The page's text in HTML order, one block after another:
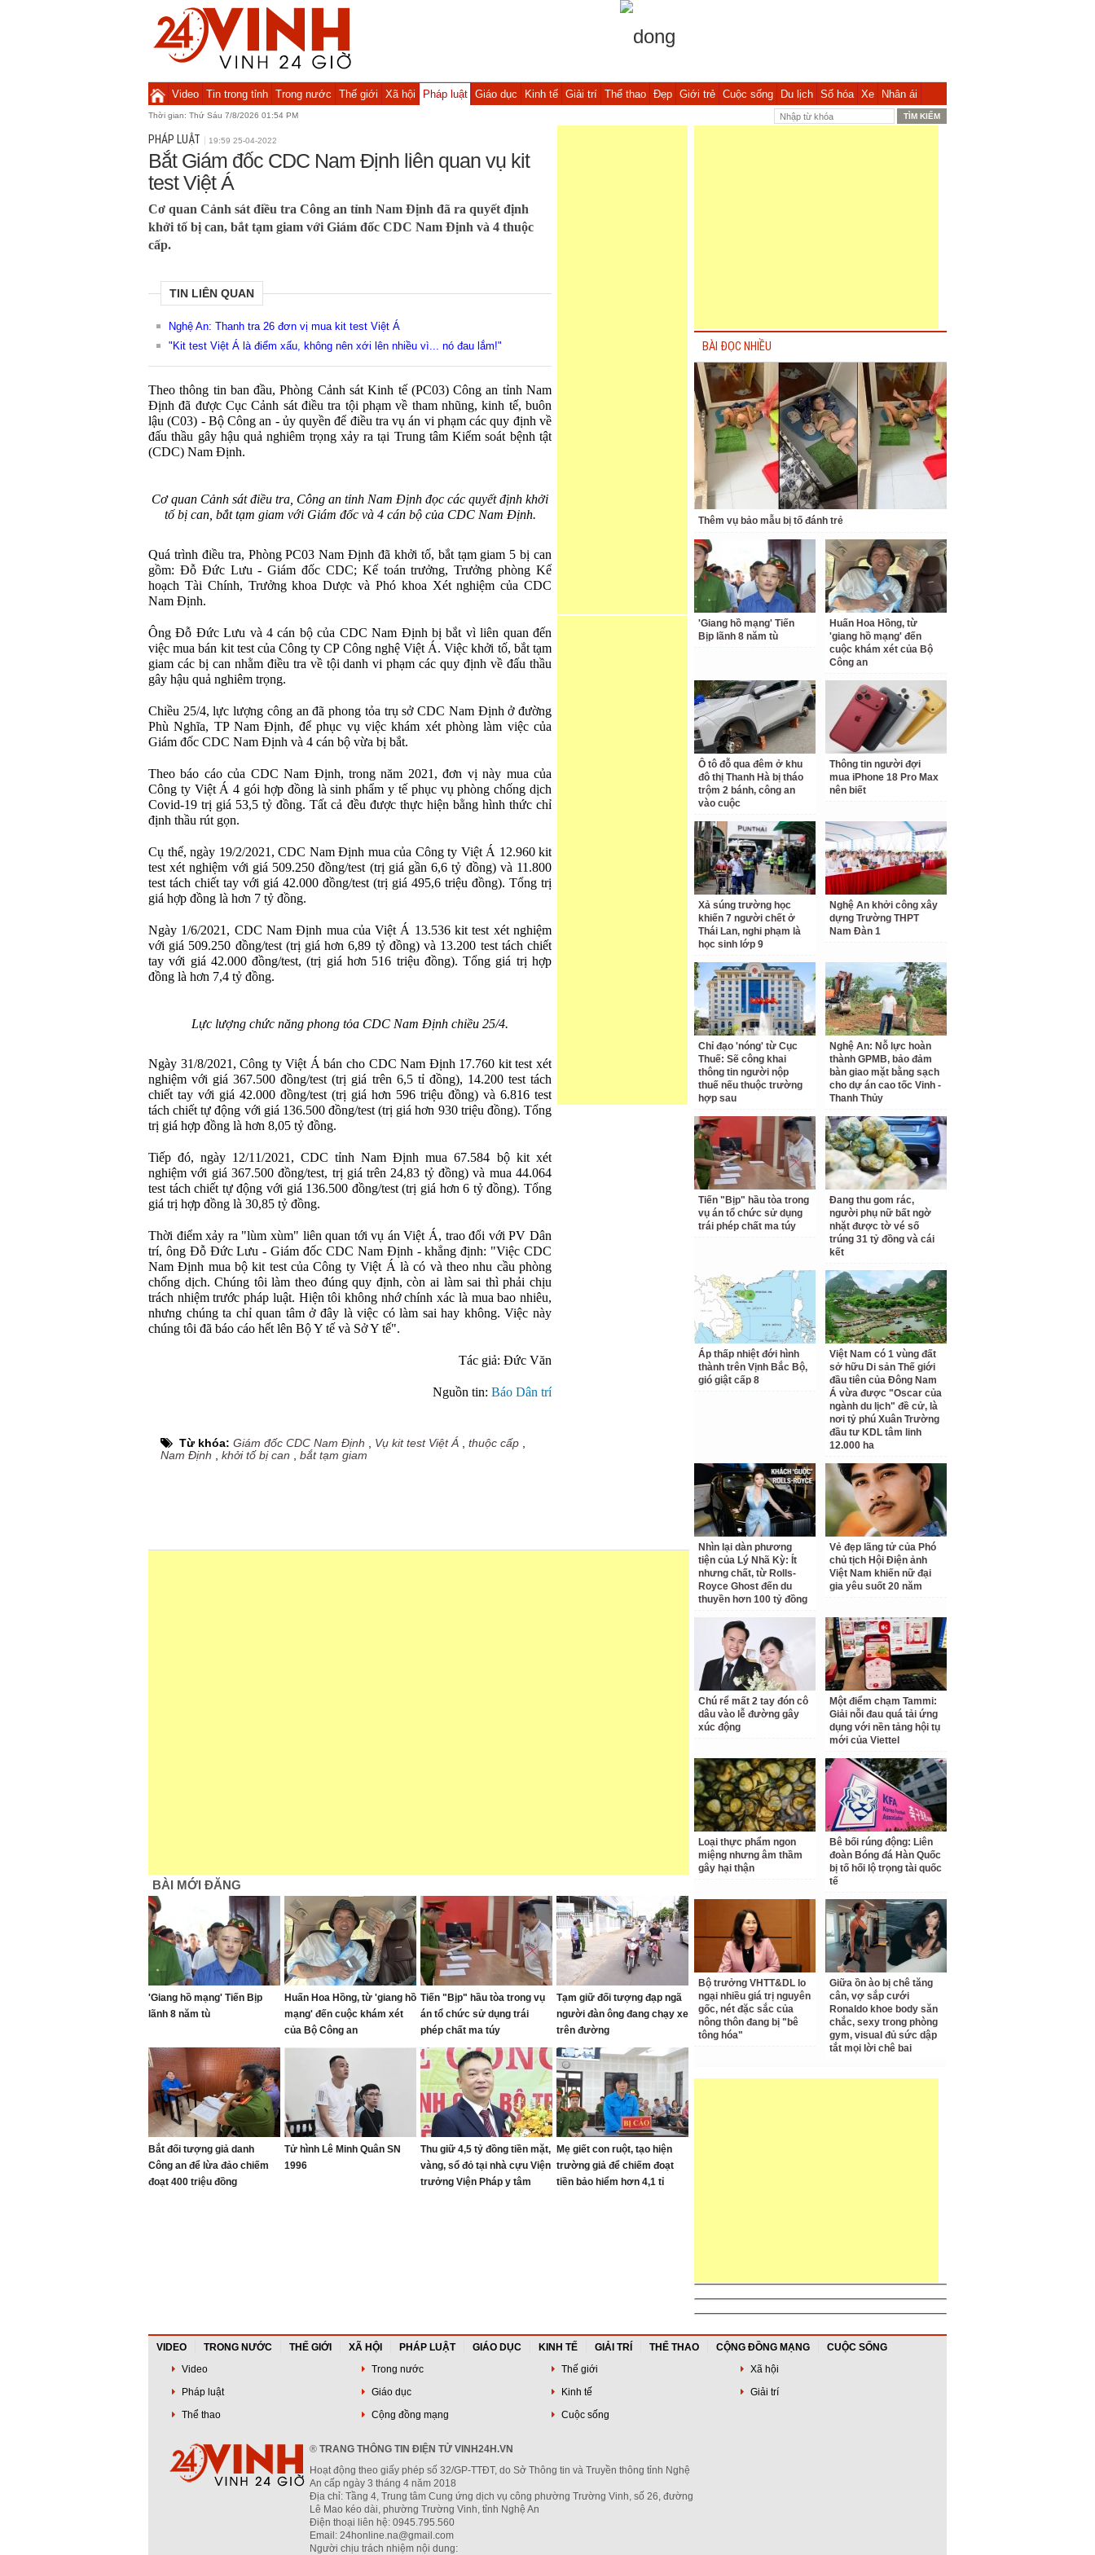
Video Tin trong tỉnh Trong nước Thế giới Xã hội Pháp luật Giáo dục Kinh tế Giải trí Thể thao Đẹp Giới trẻ Cuộc sống Du lịch Số hóa Xe Nhân ái
Thời gian: Thứ Sáu 7/8/2026 01:54 PM
PHÁP LUẬT 19:59 25-04-2022
Bắt Giám đốc CDC Nam Định liên quan vụ kit
test Việt Á
Cơ quan Cảnh sát điều tra Công an tỉnh Nam Định đã ra quyết định
khởi tố bị can, bắt tạm giam với Giám đốc CDC Nam Định và 4 thuộc
cấp.
TIN LIÊN QUAN
Nghệ An: Thanh tra 26 đơn vị mua kit test Việt Á
"Kit test Việt Á là điểm xấu, không nên xới lên nhiều vì... nó đau lắm!"
Theo thông tin ban đầu, Phòng Cảnh sát Kinh tế (PC03) Công an tỉnh Nam
Định đã được Cục Cảnh sát điều tra tội phạm về tham nhũng, kinh tế, buôn
lậu (C03) - Bộ Công an - ủy quyền để điều tra vụ án vi phạm các quy định về
đấu thầu gây hậu quả nghiêm trọng xảy ra tại Trung tâm Kiểm soát bệnh tật
(CDC) Nam Định.
Cơ quan Cảnh sát điều tra, Công an tỉnh Nam Định đọc các quyết định khởi
tố bị can, bắt tạm giam với Giám đốc và 4 cán bộ của CDC Nam Định.
Quá trình điều tra, Phòng PC03 Nam Định đã khởi tố, bắt tạm giam 5 bị can
gồm: Đỗ Đức Lưu - Giám đốc CDC; Kế toán trưởng, Trưởng phòng Kế
hoạch Tài Chính, Trưởng khoa Dược và Phó khoa Xét nghiệm của CDC
Nam Định.
Ông Đỗ Đức Lưu và 4 cán bộ của CDC Nam Định bị bắt vì liên quan đến
việc mua bán kit test của Công ty CP Công nghệ Việt Á. Việc khởi tố, bắt tạm
giam các bị can nhằm điều tra về tội danh vi phạm các quy định về đấu thầu
gây hậu quả nghiêm trọng.
Chiều 25/4, lực lượng công an đã phong tỏa trụ sở CDC Nam Định ở đường
Phù Nghĩa, TP Nam Định, để phục vụ việc khám xét phòng làm việc của
Giám đốc CDC Nam Định và 4 cán bộ vừa bị bắt.
Theo báo cáo của CDC Nam Định, trong năm 2021, đơn vị này mua của
Công ty Việt Á 4 gói hợp đồng là sinh phẩm y tế phục vụ phòng chống dịch
Covid-19 trị giá 53,5 tỷ đồng. Tất cả đều được thực hiện bằng hình thức chỉ
định thầu rút gọn.
Cụ thể, ngày 19/2/2021, CDC Nam Định mua của Công ty Việt Á 12.960 kit
test xét nghiệm với giá 509.250 đồng/test (trị giá gần 6,6 tỷ đồng) và 11.800
test tách chiết tay với giá 42.000 đồng/test (trị giá 495,6 triệu đồng). Tổng trị
giá hợp đồng là hơn 7 tỷ đồng.
Ngày 1/6/2021, CDC Nam Định mua của Việt Á 13.536 kit test xét nghiệm
với giá 509.250 đồng/test (trị giá hơn 6,89 tỷ đồng) và 13.200 test tách chiết
tay với giá 42.000 đồng/test, (trị giá hơn 516 triệu đồng). Tổng giá trị hợp
đồng là hơn 7,4 tỷ đồng.
Lực lượng chức năng phong tỏa CDC Nam Định chiều 25/4.
Ngày 31/8/2021, Công ty Việt Á bán cho CDC Nam Định 17.760 kit test xét
nghiệm với giá 367.500 đồng/test (trị giá trên 6,5 tỉ đồng), 14.200 test tách
chiết tay với giá 42.000 đồng/test (trị giá hơn 596 triệu đồng) và 6.816 test
tách chiết tự động với giá 136.500 đồng/test (trị giá hơn 930 triệu đồng). Tổng
trị giá hợp đồng là hơn 8,05 tỷ đồng.
Tiếp đó, ngày 12/11/2021, CDC tỉnh Nam Định mua 67.584 bộ kit xét
nghiệm với giá 367.500 đồng/test, trị giá trên 24,83 tỷ đồng) và mua 44.064
test tách chiết tự động với giá 136.500 đồng/test (trị giá hơn 6 tỷ đồng). Tổng
giá trị hợp đồng là 30,85 tỷ đồng.
Thời điểm xảy ra "lùm xùm" liên quan tới vụ án Việt Á, trao đổi với PV Dân
trí, ông Đỗ Đức Lưu - Giám đốc CDC Nam Định - khẳng định: "Việc CDC
Nam Định mua bộ kit test của Công ty Việt Á là có và theo nhu cầu phòng
chống dịch. Chúng tôi làm theo đúng quy định, còn ai làm sai thì phải chịu
trách nhiệm trước pháp luật. Hiện tôi không nhớ chính xác là mua bao nhiêu,
nhưng chúng ta chỉ quan tâm ở đây là việc có làm sai hay không. Việc này
chúng tôi đã báo cáo hết lên Bộ Y tế và Sở Y tế".
Tác giả: Đức Văn
Nguồn tin: Báo Dân trí
Từ khóa: Giám đốc CDC Nam Định Vụ kit test Việt Á thuộc cấp
Nam Định
khởi tố bị can bắt tạm giam
BÀI MỚI ĐĂNG
'Giang hồ mạng' Tiến Bịp
lãnh 8 năm tù
Huấn Hoa Hồng, từ 'giang hồ
mạng' đến cuộc khám xét
của Bộ Công an
Tiến "Bịp" hầu tòa trong vụ
án tổ chức sử dụng trái
phép chất ma túy
Tạm giữ đối tượng đạp ngã
người đàn ông đang chạy xe
trên đường
Bắt đối tượng giả danh
Công an để lừa đảo chiếm
đoạt 400 triệu đồng
Tử hình Lê Minh Quân SN
1996
Thu giữ 4,5 tỷ đồng tiền mặt,
vàng, sổ đỏ tại nhà cựu Viện
trưởng Viện Pháp y tâm
Mẹ giết con ruột, tạo hiện
trường giả để chiếm đoạt
tiền bảo hiểm hơn 4,1 tỉ
BÀI ĐỌC NHIỀU
Thêm vụ bảo mẫu bị tố đánh trẻ
'Giang hồ mạng' Tiến
Bịp lãnh 8 năm tù
Huấn Hoa Hồng, từ
'giang hồ mạng' đến
cuộc khám xét của Bộ
Công an
Ô tô đỗ qua đêm ở khu
đô thị Thanh Hà bị tháo
trộm 2 bánh, công an
vào cuộc
Thông tin người đợi
mua iPhone 18 Pro Max
nên biết
Xả súng trường học
khiến 7 người chết ở
Thái Lan, nghi phạm là
học sinh lớp 9
Nghệ An khởi công xây
dựng Trường THPT
Nam Đàn 1
Chỉ đạo 'nóng' từ Cục
Thuế: Sẽ công khai
thông tin người nộp
thuế nếu thuộc trường
hợp sau
Nghệ An: Nỗ lực hoàn
thành GPMB, bảo đảm
bàn giao mặt bằng sạch
cho dự án cao tốc Vinh -
Thanh Thủy
Tiến "Bịp" hầu tòa trong
vụ án tổ chức sử dụng
trái phép chất ma túy
Đang thu gom rác,
người phụ nữ bất ngờ
nhặt được tờ vé số
trúng 31 tỷ đồng và cái
kết
Áp thấp nhiệt đới hình
thành trên Vịnh Bắc Bộ,
gió giật cấp 8
Việt Nam có 1 vùng đất
sở hữu Di sản Thế giới
đầu tiên của Đông Nam
Á vừa được "Oscar của
ngành du lịch" đề cử, là
nơi tỷ phú Xuân Trường
đầu tư KDL tâm linh
12.000 ha
Nhìn lại dàn phương
tiện của Lý Nhã Kỳ: Ít
nhưng chất, từ Rolls-
Royce Ghost đến du
thuyền hơn 100 tỷ đồng
Vẻ đẹp lãng tử của Phó
chủ tịch Hội Điện ảnh
Việt Nam khiến nữ đại
gia yêu suốt 20 năm
Chú rể mất 2 tay đón cô
dâu vào lễ đường gây
xúc động
Một điểm chạm Tammi:
Giải nỗi đau quá tải ứng
dụng với nền tảng hội tụ
mới của Viettel
Loại thực phẩm ngon
miệng nhưng âm thầm
gây hại thận
Bê bối rúng động: Liên
đoàn Bóng đá Hàn Quốc
bị tố hối lộ trọng tài quốc
tế
Bộ trưởng VHTT&DL lo
ngại nhiều giá trị nguyên
gốc, nét đặc sắc của
nông thôn đang bị "bê
tông hóa"
Giữa ồn ào bị chê tăng
cân, vợ sắp cưới
Ronaldo khoe body săn
chắc, sexy trong phòng
gym, visual đủ sức dập
tắt mọi lời chê bai
VIDEO TRONG NƯỚC THẾ GIỚI XÃ HỘI PHÁP LUẬT GIÁO DỤC KINH TẾ GIẢI TRÍ THỂ THAO CỘNG ĐỒNG MẠNG
CUỘC SỐNG
Video
Trong nước Thế giới
Xã hội
Pháp luật
Giáo dục Kinh tế
Giải trí
Thể thao
Cộng đồng mạng Cuộc sống
® TRANG THÔNG TIN ĐIỆN TỬ VINH24H.VN
Hoạt động theo giấy phép số 32/GP-TTĐT, do Sở Thông tin và Truyền thông tỉnh Nghệ
An cấp ngày 3 tháng 4 năm 2018
Địa chỉ: Tầng 4, Trung tâm Cung ứng dịch vụ công phường Trường Vinh, số 26, đường
Lê Mao kéo dài, phường Trường Vinh, tỉnh Nghệ An
Điện thoại liên hệ: 0945.795.560
Email: 24honline.na@gmail.com
Người chịu trách nhiệm nội dung: